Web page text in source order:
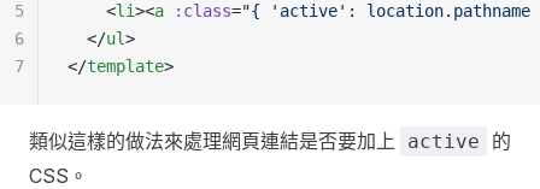
    <
li><a :class="{ 'active':
  </
ul>
</template>
5
6
7
類似這樣的做法來處理網頁連結是否要加上 active
的
CSS。